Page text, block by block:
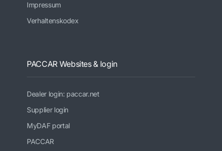
Impressum
Verhaltenskodex
PACCAR Websites & login
Dealer login: paccar.net
Supplier login
MyDAF portal
PACCAR